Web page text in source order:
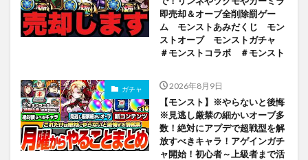
即売却＆オーブ全削除罰ゲー
ム モンストあみだくじ モン
ストオーブ モンストガチャ
＃モンストコラボ ＃モンスト
ガチャ 2026年8月9日
【モンスト】※やらないと後悔
※見逃し厳禁の細かいオーブ多
数！絶対にアプデで超戦型を解
放すべきキャラ！アゲインガチ
ャ開始！初心者～上級者まで活